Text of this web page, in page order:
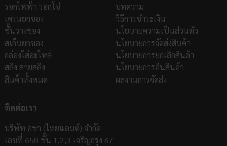
รอกไฟฟ้า รอกโซ่
เครนยกของ
ชั้นวางของ
สเก็นยกของ
กล่องใส่อะไหล่
สลิง สายสลิง
สินค้าทั้งหมด
บทความ
วิธีการชำระเงิน
นโยบายความเป็นส่วนตัว
นโยบายการจัดส่งสินค้า
นโยบายการยกเลิกสินค้า
นโยบายการคืนสินค้า
ผลงานการจัดส่ง
ติดต่อเรา
บริษัท คชา (ไทยแลนด์) จำกัด
เลขที่ 658 ชั้น 1,2,3 เจริญกรุง 67